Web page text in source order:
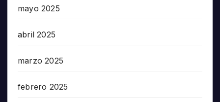
mayo 2025
abril 2025
marzo 2025
febrero 2025